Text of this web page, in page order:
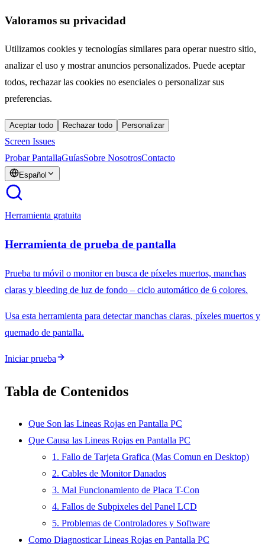
Valoramos su privacidad
Utilizamos cookies y tecnologías similares para operar nuestro sitio,
analizar el uso y mostrar anuncios personalizados. Puede aceptar
todos, rechazar las cookies no esenciales o personalizar sus
preferencias.
Aceptar todo Rechazar todo Personalizar
Screen Issues
Probar PantallaGuíasSobre NosotrosContacto
Español
Herramienta gratuita
Herramienta de prueba de pantalla
Prueba tu móvil o monitor en busca de píxeles muertos, manchas
claras y bleeding de luz de fondo – ciclo automático de 6 colores.
Usa esta herramienta para detectar manchas claras, píxeles muertos y
quemado de pantalla.
Iniciar prueba
Tabla de Contenidos
Que Son las Lineas Rojas en Pantalla PC
Que Causa las Lineas Rojas en Pantalla PC
1. Fallo de Tarjeta Grafica (Mas Comun en Desktop)
2. Cables de Monitor Danados
3. Mal Funcionamiento de Placa T-Con
4. Fallos de Subpixeles del Panel LCD
5. Problemas de Controladores y Software
Como Diagnosticar Lineas Rojas en Pantalla PC